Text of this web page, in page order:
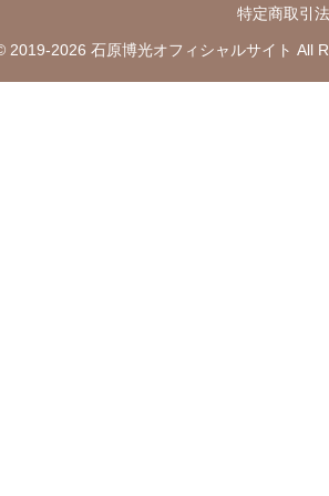
特定商取引
2019-2026 石原博光オフィシャルサイト All